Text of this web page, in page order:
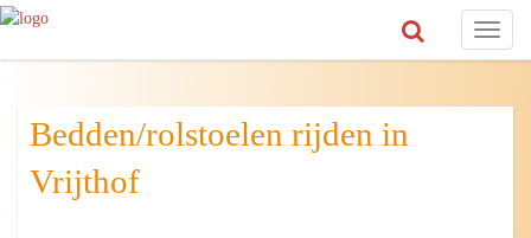
Toggle
Bedden/rolstoelen rijden in
Vrijthof